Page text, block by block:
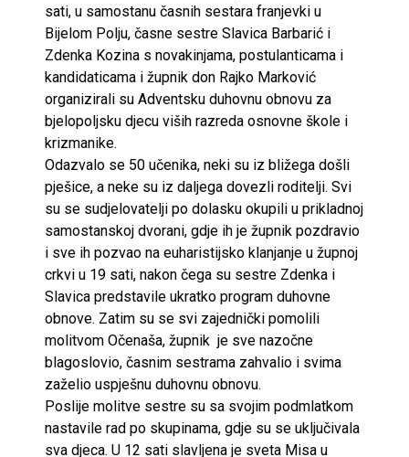
sati, u samostanu časnih sestara franjevki u
Bijelom Polju, časne sestre Slavica Barbarić i
Zdenka Kozina s novakinjama, postulanticama i
kandidaticama i župnik don Rajko Marković
organizirali su Adventsku duhovnu obnovu za
bjelopoljsku djecu viših razreda osnovne škole i
krizmanike.
Odazvalo se 50 učenika, neki su iz bližega došli
pješice, a neke su iz daljega dovezli roditelji. Svi
su se sudjelovatelji po dolasku okupili u prikladnoj
samostanskoj dvorani, gdje ih je župnik pozdravio
i sve ih pozvao na euharistijsko klanjanje u župnoj
crkvi u 19 sati, nakon čega su sestre Zdenka i
Slavica predstavile ukratko program duhovne
obnove. Zatim su se svi zajednički pomolili
molitvom Očenaša, župnik je sve nazočne
blagoslovio, časnim sestrama zahvalio i svima
zaželio uspješnu duhovnu obnovu.
Poslije molitve sestre su sa svojim podmlatkom
nastavile rad po skupinama, gdje su se uključivala
sva djeca. U 12 sati slavljena je sveta Misa u